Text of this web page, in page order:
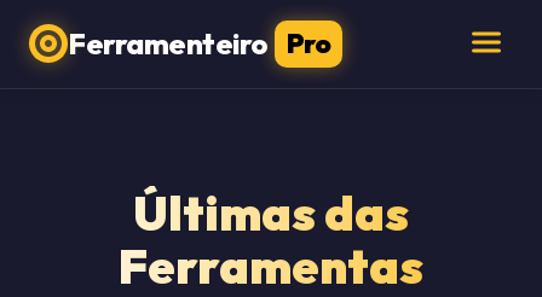
Ferramenteiro Pro
Últimas das
Ferramentas